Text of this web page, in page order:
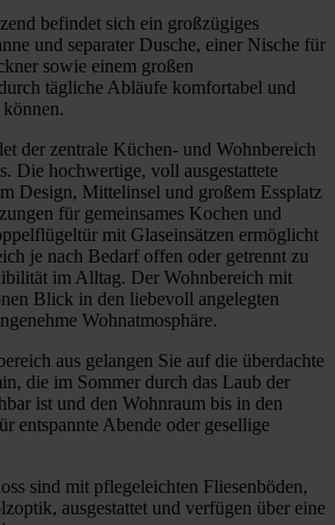
befindet sich ein großzügiges
und separater Dusche, einer Nische für
sowie einem großen
tägliche Abläufe komfortabel und
der zentrale Küchen- und Wohnbereich
Die hochwertige, voll ausgestattete
Design, Mittelinsel und großem Essplatz
für gemeinsames Kochen und
mit Glaseinsätzen ermöglicht
je nach Bedarf offen oder getrennt zu
im Alltag. Der Wohnbereich mit
Blick in den liebevoll angelegten
Wohnatmosphäre.
aus gelangen Sie auf die überdachte
die im Sommer durch das Laub der
ist und den Wohnraum bis in den
entspannte Abende oder gesellige
sind mit pflegeleichten Fliesenböden,
ausgestattet und verfügen über eine